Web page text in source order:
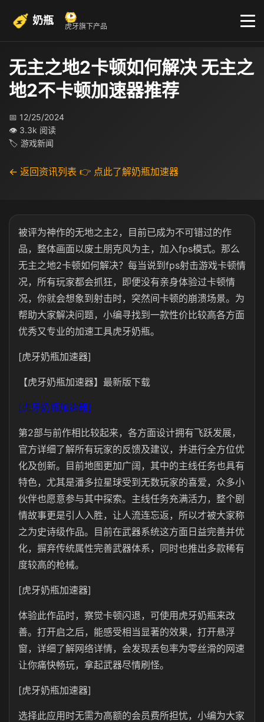
奶瓶 虎牙旗下产品
无主之地2卡顿如何解决 无主之
地2不卡顿加速器推荐
📅 12/25/2024
👁 3.3k 阅读
🏷 游戏新闻
← 返回资讯列表 👉 点此了解奶瓶加速器
被评为神作的无地之主2，目前已成为不可错过的作
品，整体画面以废土朋克风为主，加入fps模式。那么
无主之地2卡顿如何解决？每当说到fps射击游戏卡顿情
况，所有玩家都会抓狂，即便没有亲身体验过卡顿情
况，你就会想象到射击时，突然间卡顿的崩溃场景。为
帮助大家解决问题，小编寻找到一款性价比较高各方面
优秀又专业的加速工具虎牙奶瓶。
[虎牙奶瓶加速器]
【虎牙奶瓶加速器】最新版下载
[虎牙奶瓶加速器]
第2部与前作相比较起来，各方面设计拥有飞跃发展，
官方详细了解所有玩家的反馈及建议，并进行全方位优
化及创新。目前地图更加广阔，其中的主线任务也具有
特色，尤其是潘多拉星球受到无数玩家的喜爱，众多小
伙伴也愿意参与其中探索。主线任务充满活力，整个剧
情故事更是引人入胜，让人流连忘返，所以才被大家称
之为史诗级作品。目前在武器系统这方面日益完善并优
化，摒弃传统属性完善武器体系，同时也推出多款稀有
度较高的枪械。
[虎牙奶瓶加速器]
体验此作品时，察觉卡顿闪退，可使用虎牙奶瓶来改
善。打开启之后，能感受相当显著的效果，打开悬浮
窗，详细了解网络详情，会发现丢包率为零丝滑的网速
让你痛快畅玩，拿起武器尽情刷怪。
[虎牙奶瓶加速器]
选择此应用时无需为高额的会员费所担忧，小编为大家